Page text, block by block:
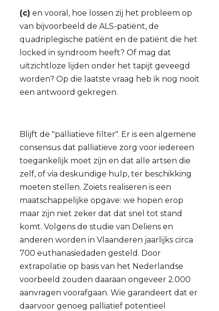
(c) en vooral, hoe lossen zij het probleem op
van bijvoorbeeld de ALS-patiënt, de
quadriplegische patiënt en de patiënt die het
locked in syndroom heeft? Of mag dat
uitzichtloze lijden onder het tapijt geveegd
worden? Op die laatste vraag heb ik nog nooit
een antwoord gekregen.
Blijft de "palliatieve filter". Er is een algemene
consensus dat palliatieve zorg voor iedereen
toegankelijk moet zijn en dat alle artsen die
zelf, of via deskundige hulp, ter beschikking
moeten stellen. Zoiets realiseren is een
maatschappelijke opgave: we hopen erop
maar zijn niet zeker dat dat snel tot stand
komt. Volgens de studie van Deliens en
anderen worden in Vlaanderen jaarlijks circa
700 euthanasiedaden gesteld. Door
extrapolatie op basis van het Nederlandse
voorbeeld zouden daaraan ongeveer 2.000
aanvragen voorafgaan. Wie garandeert dat er
daarvoor genoeg palliatief potentieel